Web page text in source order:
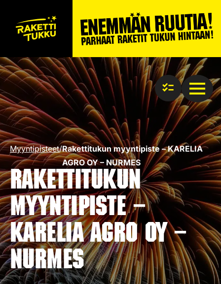
Myyntipisteet/Rakettitukun myyntipiste – KARELIA
AGRO OY – NURMES
Rakettitukun
myyntipiste –
KARELIA AGRO OY –
NURMES